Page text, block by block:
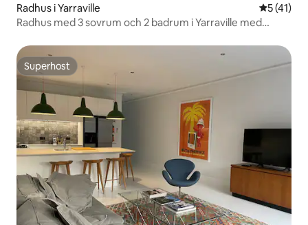
Radhus i Yarraville 5 av 5 i
5 (41)
Radhus med 3 sovrum och 2 badrum i Yarraville med
Superhost
Superhost